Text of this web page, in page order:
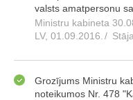
valsts amatpersonu
Ministru kabineta
LV, 01.09.2016. /
Grozījums Ministru
noteikumos Nr. 478